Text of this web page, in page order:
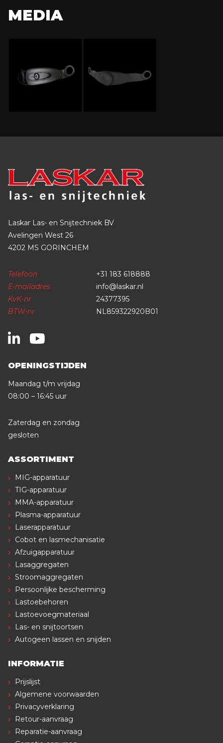
MEDIA
Laskar Las- en Snijtechniek BV
Avelingen West 26
4202 MS GORINCHEM
Telefoon
+31 183 618888
E-mailadres
info@laskar.nl
KvK-nr
24377395
BTW-nr
NL859322920B01
OPENINGSTIJDEN
Maandag t/m vrijdag
08:00 – 16:45 uur
Zaterdag en zondag
gesloten
ASSORTIMENT
MIG-apparatuur
TIG-apparatuur
MMA-apparatuur
Plasma-apparatuur
Laserapparatuur
Cobot en lasmechanisatie
Afzuigapparatuur
Lasaggregaten
Stroomaggregaten
Persoonlijke bescherming
Lastoebehoren
Lastoevoegmateriaal
Las- en snijtoortsen
Autogeen lassen en snijden
INFORMATIE
Prijslijst
Algemene voorwaarden
Privacyverklaring
Retour-aanvraag
Reparatie-aanvraag